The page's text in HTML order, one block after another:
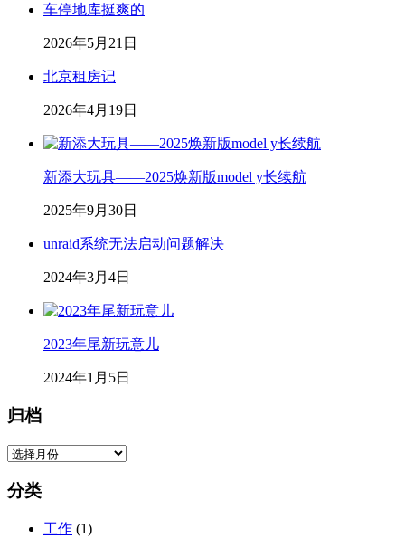
车停地库挺爽的
2026年5月21日
北京租房记
2026年4月19日
新添大玩具——2025焕新版model y长续航
2025年9月30日
unraid系统无法启动问题解决
2024年3月4日
2023年尾新玩意儿
2024年1月5日
归档
归
分类
工作 (1)